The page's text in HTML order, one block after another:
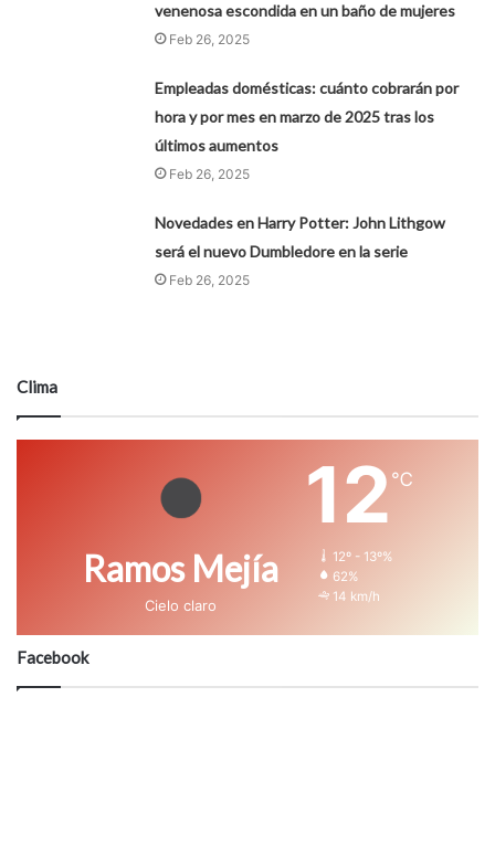
venenosa escondida en un baño de mujeres
Feb 26, 2025
Empleadas domésticas: cuánto cobrarán por
hora y por mes en marzo de 2025 tras los
últimos aumentos
Feb 26, 2025
Novedades en Harry Potter: John Lithgow
será el nuevo Dumbledore en la serie
Feb 26, 2025
Clima
Ramos Mejía
Cielo claro
12 ℃
12º - 13º%
62%
14 km/h
Facebook